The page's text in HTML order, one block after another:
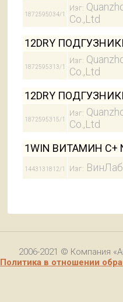
1872595034/1
Изг:
Co.,Ltd
12DRY
1872595313/1
Изг:
Co.,Ltd
12DRY
1872595315/1
Изг:
Co.,Ltd
1WIN ВИТАМИН С+
1443131812/1 Изг:
2006-2021 © Компания
Политика в отношении